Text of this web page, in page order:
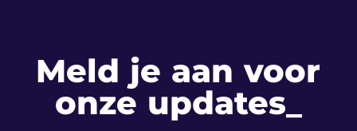
Meld je aan voor
onze updates